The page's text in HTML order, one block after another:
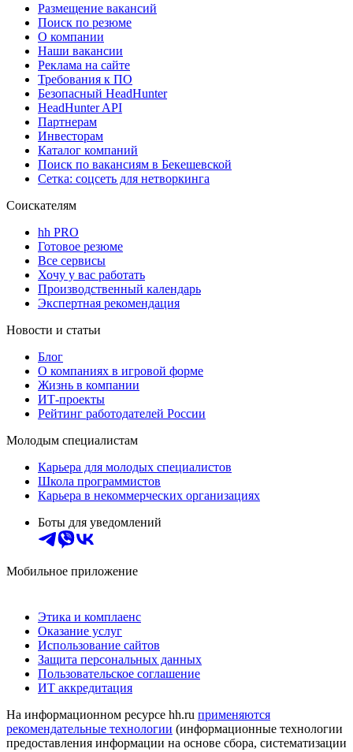
Размещение вакансий
Поиск по резюме
О компании
Наши вакансии
Реклама на сайте
Требования к ПО
Безопасный HeadHunter
HeadHunter API
Партнерам
Инвесторам
Каталог компаний
Поиск по вакансиям в Бекешевской
Сетка: соцсеть для нетворкинга
Соискателям
hh PRO
Готовое резюме
Все сервисы
Хочу у вас работать
Производственный календарь
Экспертная рекомендация
Новости и статьи
Блог
О компаниях в игровой форме
Жизнь в компании
ИТ-проекты
Рейтинг работодателей России
Молодым специалистам
Карьера для молодых специалистов
Школа программистов
Карьера в некоммерческих организациях
Боты для уведомлений
Мобильное приложение
Этика и комплаенс
Оказание услуг
Использование сайтов
Защита персональных данных
Пользовательское соглашение
ИТ аккредитация
На информационном ресурсе hh.ru применяются
рекомендательные технологии (информационные технологии
предоставления информации на основе сбора, систематизации